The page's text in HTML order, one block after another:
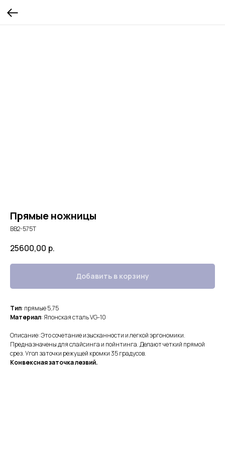
Прямые ножницы
BB2-575T
25600,00 р.
Добавить в корзину
Тип: прямые 5,75
Материал: Японская сталь VG-10
Описание: Это сочетание изысканности и легкой эргономики.
Предназначены для слайсинга и пойнтинга. Делают четкий прямой
срез. Угол заточки режущей кромки 35 градусов.
Конвексная заточка лезвий.